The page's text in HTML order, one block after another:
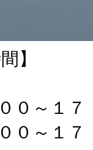
】
～１７
～１７